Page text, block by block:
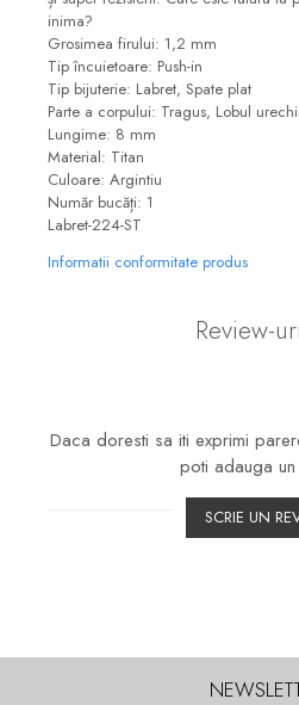
inima?
Grosimea firului: 1,2 mm
Tip încuietoare: Push-in
Tip bijuterie: Labret, Spate plat
Parte a corpului: Tragus, Lobul
Lungime: 8 mm
Material: Titan
Culoare: Argintiu
Număr bucăți: 1
Labret-224-ST
Informatii conformitate produs
Review-uri
Daca doresti sa iti exprimi
poti adauga un
SCRIE UN